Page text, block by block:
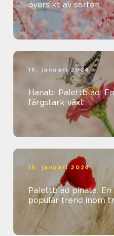
översikt av sorten
15. januari 2024
Hanabi Palettblad:
färgstark växt
15. januari 2024
Palettblad pinata:
populär trend inom